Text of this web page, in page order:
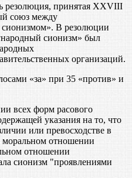
резолюция, принятая XXVIII
союз между
В резолюции
сионизм» был
организаций.
«за» при 35 «против» и
всех форм расового
указания на то, что
или превосходстве в
моральном отношении
отношении
сионизм "проявлениями